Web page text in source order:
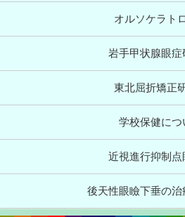
オルソケラト
岩手甲状腺眼症
東北屈折矯正
学校保健につ
近視進行抑制点
後天性眼瞼下垂の治